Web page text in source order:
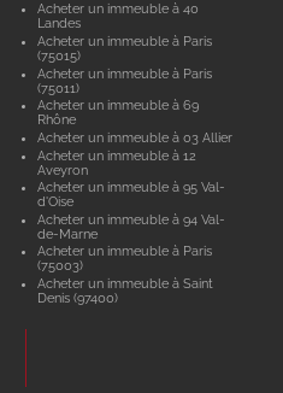
Acheter un immeuble à 40
Landes
Acheter un immeuble à Paris
(75015)
Acheter un immeuble à Paris
(75011)
Acheter un immeuble à 69
Rhône
Acheter un immeuble à 03 Allier
Acheter un immeuble à 12
Aveyron
Acheter un immeuble à 95 Val-
d'Oise
Acheter un immeuble à 94 Val-
de-Marne
Acheter un immeuble à Paris
(75003)
Acheter un immeuble à Saint
Denis (97400)